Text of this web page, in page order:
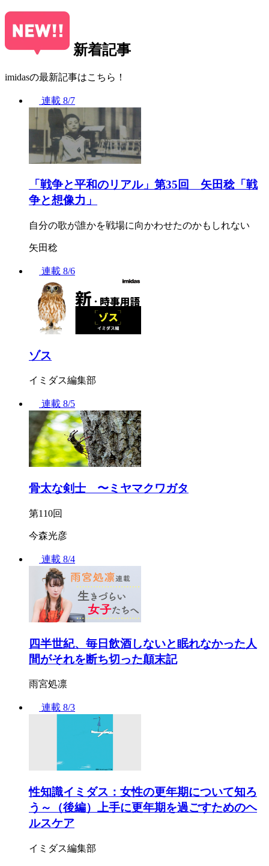
新着記事
imidasの最新記事はこちら！
連載 8/7
「戦争と平和のリアル」第35回 矢田稔「戦
争と想像力」
自分の歌が誰かを戦場に向かわせたのかもしれない
矢田稔
連載 8/6
ゾス
イミダス編集部
連載 8/5
骨太な剣士 〜ミヤマクワガタ
第110回
今森光彦
連載 8/4
四半世紀、毎日飲酒しないと眠れなかった人
間がそれを断ち切った顛末記
雨宮処凛
連載 8/3
性知識イミダス：女性の更年期について知ろ
う～（後編）上手に更年期を過ごすためのヘ
ルスケア
イミダス編集部